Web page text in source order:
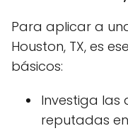
Para aplicar a
Houston, TX, es
básicos:
Investiga las
reputadas